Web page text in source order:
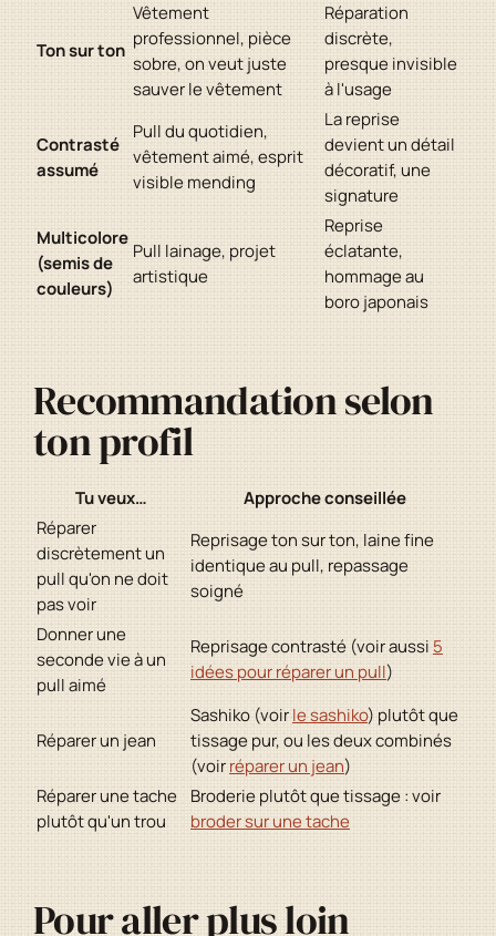
Ton sur ton
Vêtement
professionnel, pièce
sobre, on veut juste
sauver le vêtement
Réparation
discrète,
presque invisible
à l'usage
Contrasté
assumé
Pull du quotidien,
vêtement aimé, esprit
visible mending
La reprise
devient un détail
décoratif, une
signature
Multicolore
(semis de
couleurs)
Pull lainage, projet
artistique
Reprise
éclatante,
hommage au
boro japonais
Recommandation selon
ton profil
Tu veux…
Approche conseillée
Réparer
discrètement un
pull qu'on ne doit
pas voir
Reprisage ton sur ton, laine fine
identique au pull, repassage
soigné
Donner une
seconde vie à un
pull aimé
Reprisage contrasté (voir aussi 5
idées pour réparer un pull)
Réparer un jean
Sashiko (voirle sashiko) plutôt que
tissage pur, ou les deux combinés
(voirréparer un jean)
Réparer une tache
plutôt qu'un trou
Broderie plutôt que tissage : voir
broder sur une tache
Pour aller plus loin